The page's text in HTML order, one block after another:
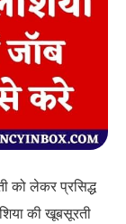
को लेकर प्रसिद्ध
की खूबसूरती